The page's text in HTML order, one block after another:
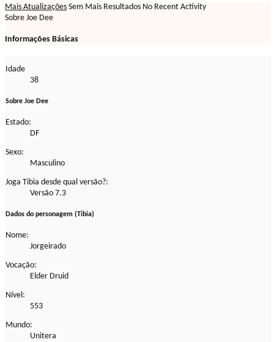
Mais Atualizações Sem Mais Resultados No Recent Activity
Sobre Joe Dee
Informações Básicas
Idade
38
Sobre Joe Dee
Estado:
DF
Sexo:
Masculino
Joga Tibia desde qual versão?:
Versão 7.3
Dados do personagem (Tibia)
Nome:
Jorgeirado
Vocação:
Elder Druid
Nível:
553
Mundo:
Unitera